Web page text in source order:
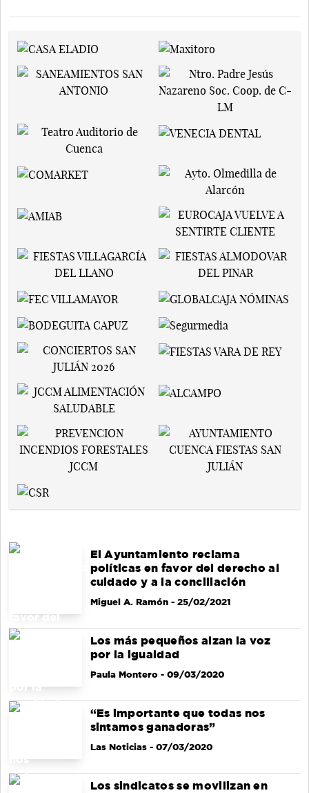
El Ayuntamiento reclama
políticas en favor del derecho al
cuidado y a la conciliación
Miguel A. Ramón- 25/02/2021
Los más pequeños alzan la voz
por la igualdad
Paula Montero- 09/03/2020
“Es importante que todas nos
sintamos ganadoras”
Las Noticias- 07/03/2020
Los sindicatos se movilizan en